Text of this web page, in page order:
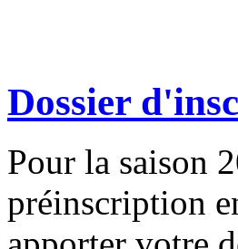
Dossier
Pour la saison
préinscription